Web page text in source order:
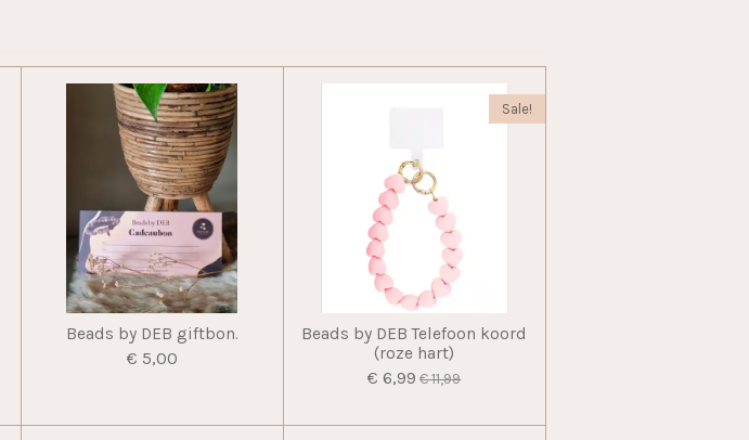
Beads by DEB giftbon.
€ 5,00
Sale!
Beads by DEB Telefoon koord
(roze hart)
€ 6,99 € 11,99